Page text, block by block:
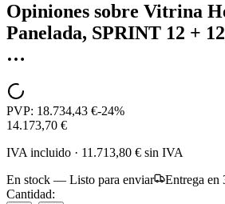
Opiniones sobre Vitrina
Panelada, SPRINT 12 +
…
PVP: 18.734,43 €-24%
14.173,70 €
IVA incluido · 11.713,80 € sin IVA
En stock — Listo para enviar
Entrega en
Cantidad: